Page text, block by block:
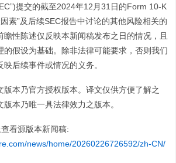
提交的截至2024年12月31日的Form 10-K
素”及后续SEC报告中讨论的其他风险相关的
瞻性陈述仅反映本新闻稿发布之日的情况，且
的假设为基础。除非法律可能要求，否则我们
后续事件或情况的义务。
版本乃官方授权版本。译文仅供方便了解之
本乃唯一具法律效力之版本。
看源版本新闻稿:
news/home/20260226726592/zh-CN/